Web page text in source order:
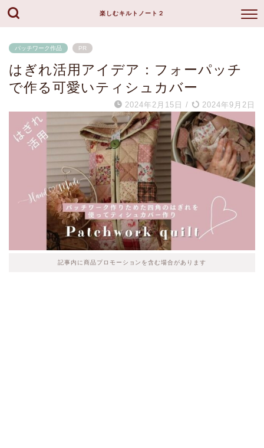
楽しむキルトノート２
パッチワーク作品 PR
はぎれ活用アイデア：フォーパッチ
で作る可愛いティシュカバー
2024年2月15日 / 2024年9月2日
記事内に商品プロモーションを含む場合があります